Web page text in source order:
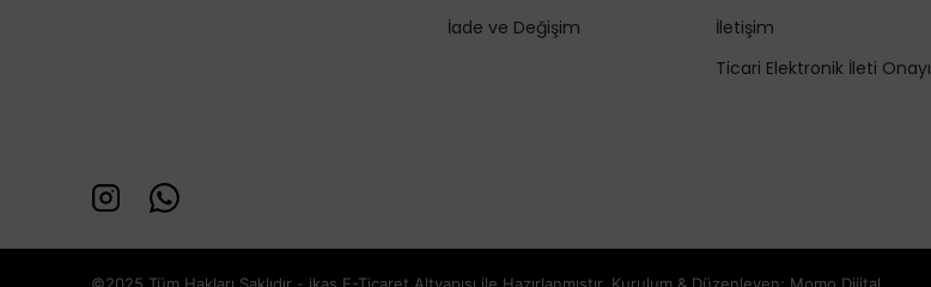
İade ve Değişim
İletişim
Ticari Elektronik İleti Onayı